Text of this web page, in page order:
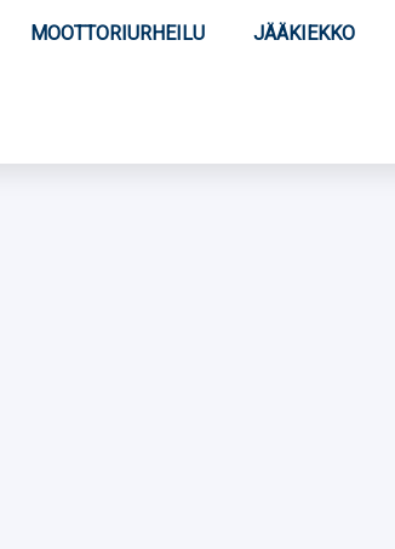
MOOTTORIURHEILU JÄÄKIEKKO